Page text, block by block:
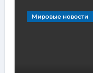
Мировые новости